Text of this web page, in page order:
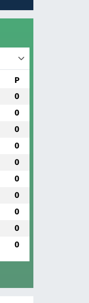
P
0
0
0
0
0
0
0
0
0
0